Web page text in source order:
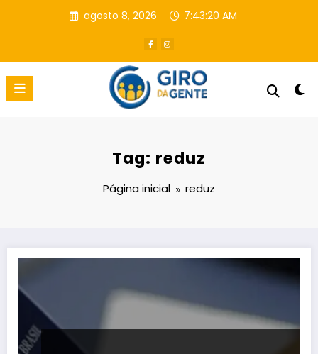
agosto 8, 2026 7:43:20 AM
Tag: reduz
Página inicial reduz